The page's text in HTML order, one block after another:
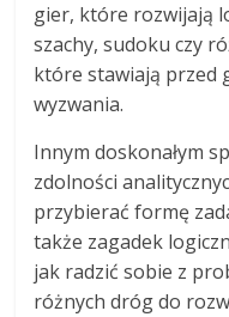
gier, które rozwijają
szachy, sudoku czy
które stawiają przed
wyzwania.
Innym doskonałym
zdolności
przybierać formę
także zagadek
jak radzić sobie z
różnych dróg do